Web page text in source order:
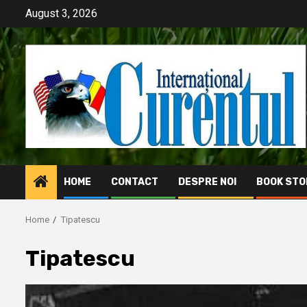
content
August 3, 2026
HOME CONTACT DESPRE NOI BOOK
Home Tipatescu
Tipatescu